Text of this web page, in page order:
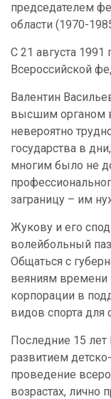
председателем
области (1970-
С 21 августа
Всероссийской
Валентин
высшим органом
невероятно
государства в
многим было не
заграницу – им
Жукову и его
волейбольный
Общаться с
веяниям времени
корпорации в
видов спорта для
Последние 15 лет
развитием
проведение
возрастах, лично